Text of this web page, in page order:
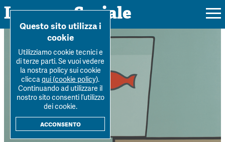
Impresa Sociale
Rivista
Ultimo numero
La Rivista
Submission
Forum
Dossier
Home Numero-2-2013
"scarring effect" nel...
Questo sito utilizza i
cookie
Utilizziamo cookie tecnici e
di terze parti. Se vuoi vedere
la nostra policy sui cookie
cliccaqui (cookie policy).
Continuando ad utilizzare il
nostro sito consenti l’utilizzo
dei cookie.
acconsento